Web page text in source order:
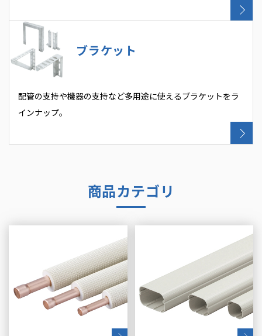
ブラケット
配管の支持や機器の支持など多用途に使えるブラケットをラ
インナップ。
商品カテゴリ